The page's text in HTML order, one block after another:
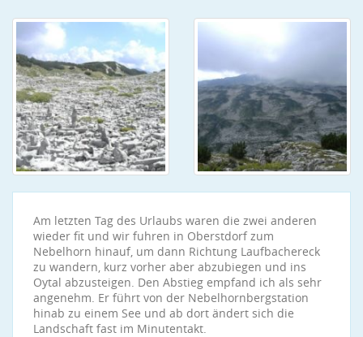
Am letzten Tag des Urlaubs waren die zwei anderen
wieder fit und wir fuhren in Oberstdorf zum
Nebelhorn hinauf, um dann Richtung Laufbachereck
zu wandern, kurz vorher aber abzubiegen und ins
Oytal abzusteigen. Den Abstieg empfand ich als sehr
angenehm. Er führt von der Nebelhornbergstation
hinab zu einem See und ab dort ändert sich die
Landschaft fast im Minutentakt.